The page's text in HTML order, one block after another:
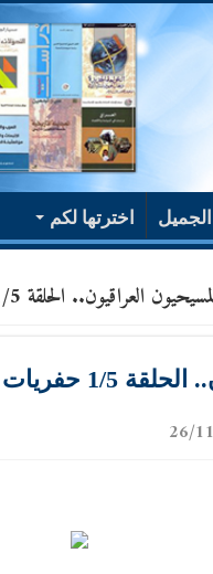
اخترتها لكم
العراقيون.. الحلقة 1/5 حفريات عن جذور تاريخية
عن جذور تاريخية
26/